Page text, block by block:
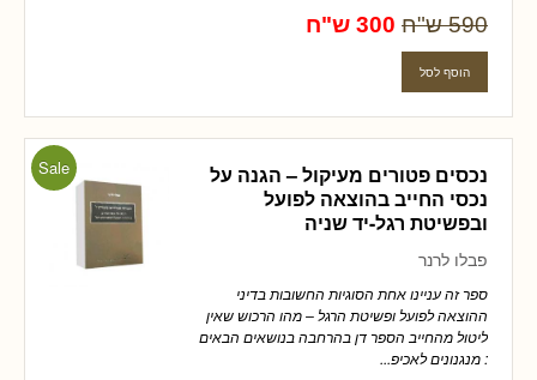
590 ש"ח 300 ש"ח
Sale
נכסים פטורים מעיקול – הגנה על
נכסי החייב בהוצאה לפועל
ובפשיטת רגל-יד שניה
פבלו לרנר
ספר זה עניינו אחת הסוגיות החשובות בדיני
ההוצאה לפועל ופשיטת הרגל – מהו הרכוש שאין
ליטול מהחייב הספר דן בהרחבה בנושאים הבאים
: מנגנונים לאכיפ...